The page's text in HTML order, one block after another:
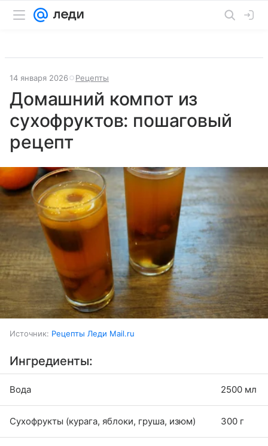
14 января 2026 Рецепты
Домашний компот из
сухофруктов: пошаговый
рецепт
Источник: Рецепты Леди Mail.ru
Ингредиенты:
Вода 2500 мл
Сухофрукты (курага, яблоки, груша, изюм) 300 г